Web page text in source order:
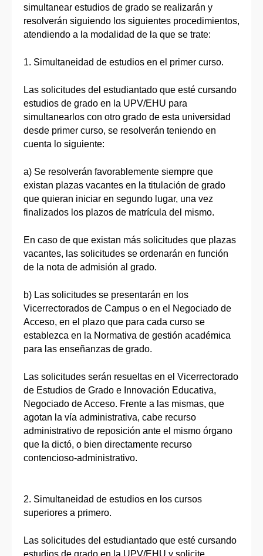
simultanear estudios de grado se realizarán y
resolverán siguiendo los siguientes procedimientos,
atendiendo a la modalidad de la que se trate:
1. Simultaneidad de estudios en el primer curso.
Las solicitudes del estudiantado que esté cursando
estudios de grado en la UPV/EHU para
simultanearlos con otro grado de esta universidad
desde primer curso, se resolverán teniendo en
cuenta lo siguiente:
a) Se resolverán favorablemente siem­pre que
existan plazas vacantes en la titulación de grado
que quieran iniciar en segundo lugar, una vez
finalizados los plazos de matrícula del mismo.
En caso de que existan más solicitudes que plazas
vacantes, las solicitudes se ordenarán en función
de la nota de admisión al grado.
b) Las solicitudes se presentarán en los
Vicerrectorados de Campus o en el Negociado de
Acceso, en el plazo que para cada curso se
establezca en la Normativa de gestión académica
para las enseñanzas de grado.
Las solicitudes serán resueltas en el Vicerrectorado
de Estudios de Grado e Innovación Educativa,
Negociado de Acceso. Frente a las mismas, que
agotan la vía administrativa, cabe recurso
administrativo de reposición ante el mismo órgano
que la dictó, o bien directamente recurso
contencioso-administrativo.
2. Simultaneidad de estudios en los cursos
superiores a primero.
Las solicitudes del estudiantado que esté cursando
estudios de grado en la UPV/EHU y solicite